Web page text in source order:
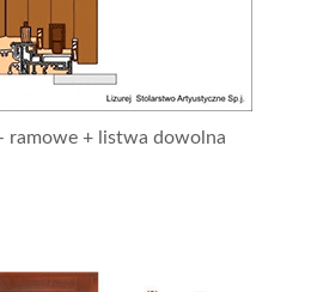
ramowe + listwa dowolna